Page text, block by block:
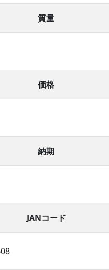
質量
価格
納期
JANコード